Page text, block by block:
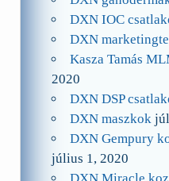
DXN IOC
DXN
Kasza Tamás
2020
DXN DSP
DXN maszkok
DXN Gempury
július 1, 2020
DXN Miracle